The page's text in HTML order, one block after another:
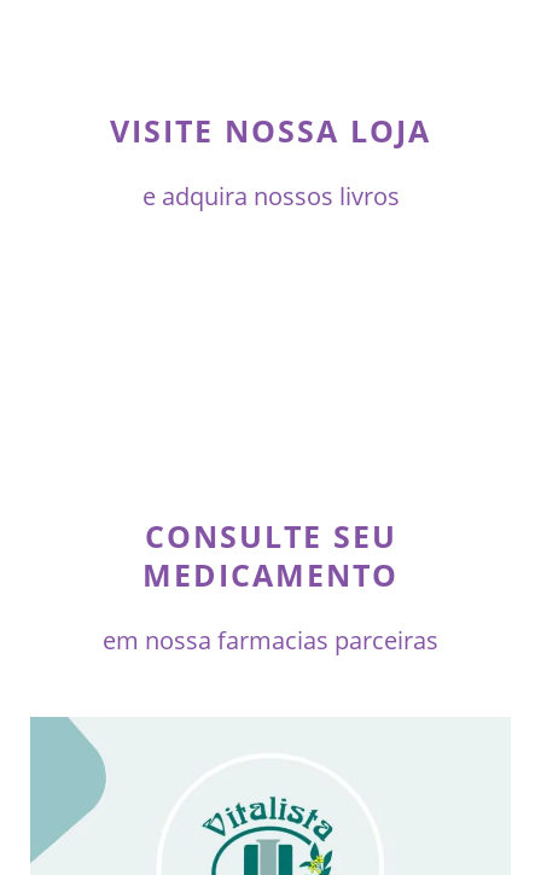
VISITE NOSSA LOJA
e adquira nossos livros
CONSULTE SEU
MEDICAMENTO
em nossa farmacias parceiras